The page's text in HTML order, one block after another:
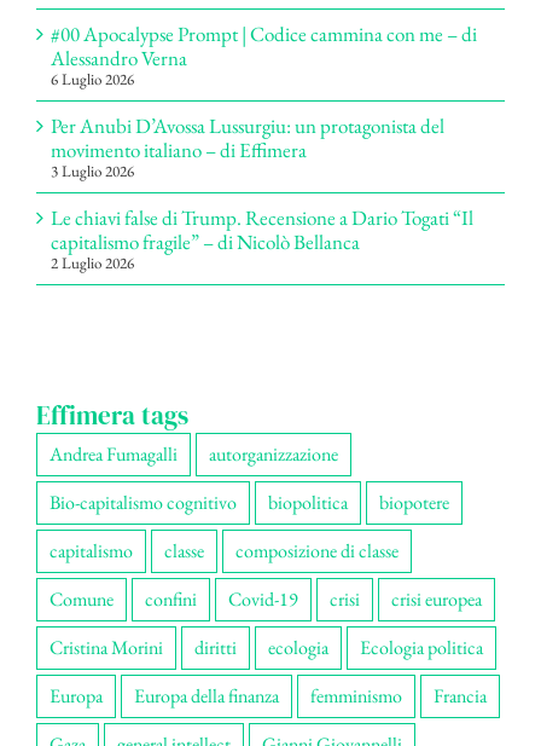
#00 Apocalypse Prompt | Codice cammina con me – di
Alessandro Verna
6 Luglio 2026
Per Anubi D’Avossa Lussurgiu: un protagonista del
movimento italiano – di Effimera
3 Luglio 2026
Le chiavi false di Trump. Recensione a Dario Togati “Il
capitalismo fragile” – di Nicolò Bellanca
2 Luglio 2026
Effimera tags
Andrea Fumagalli
autorganizzazione
Bio-capitalismo cognitivo
biopolitica
biopotere
capitalismo
classe
composizione di classe
Comune
confini Covid-19 crisi
crisi europea
Cristina Morini
diritti ecologia
Ecologia politica
Europa
Europa della finanza femminismo
Francia